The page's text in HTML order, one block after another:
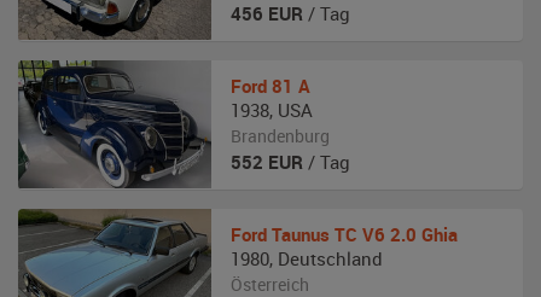
456 EUR / Tag
Ford 81 A
1938, USA
Brandenburg
552 EUR / Tag
Ford Taunus TC V6 2.0 Ghia
1980, Deutschland
Österreich